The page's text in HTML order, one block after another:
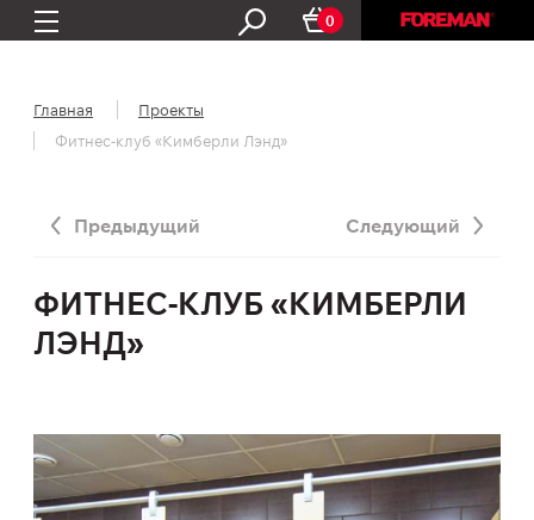
0
Главная
Проекты
Фитнес-клуб «Кимберли Лэнд»
Предыдущий Следующий
ФИТНЕС-КЛУБ «КИМБЕРЛИ
ЛЭНД»